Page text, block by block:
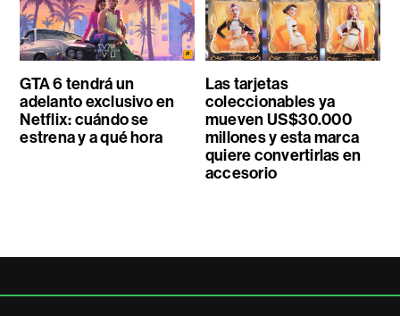
GTA 6 tendrá un
adelanto exclusivo en
Netflix: cuándo se
estrena y a qué hora
Las tarjetas
coleccionables ya
mueven US$30.000
millones y esta marca
quiere convertirlas en
accesorio